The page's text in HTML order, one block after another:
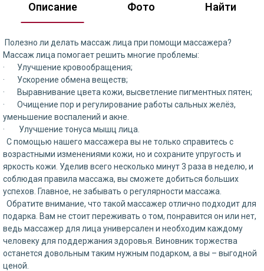
Описание Фото Найти
Полезно ли делать массаж лица при помощи массажера?
Массаж лица помогает решить многие проблемы:
· Улучшение кровообращения;
· Ускорение обмена веществ;
· Выравнивание цвета кожи, высветление пигментных пятен;
· Очищение пор и регулирование работы сальных желёз,
уменьшение воспалений и акне.
· Улучшение тонуса мышц лица.
С помощью нашего массажера вы не только справитесь с
возрастными изменениями кожи, но и сохраните упругость и
яркость кожи. Уделив всего несколько минут 3 раза в неделю, и
соблюдая правила массажа, вы сможете добиться больших
успехов. Главное, не забывать о регулярности массажа.
Обратите внимание, что такой массажер отлично подходит для
подарка. Вам не стоит переживать о том, понравится он или нет,
ведь массажер для лица универсален и необходим каждому
человеку для поддержания здоровья. Виновник торжества
останется довольным таким нужным подарком, а вы – выгодной
ценой.